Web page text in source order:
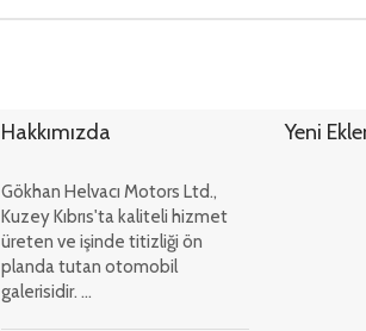
Hakkımızda
Gökhan Helvacı Motors Ltd.,
Kuzey Kıbrıs'ta kaliteli hizmet
üreten ve işinde titizliği ön
planda tutan otomobil
galerisidir. ...
Yeni